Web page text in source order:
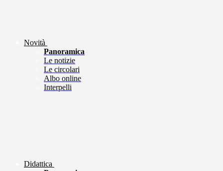
Novità
Panoramica
Le notizie
Le circolari
Albo online
Interpelli
Didattica